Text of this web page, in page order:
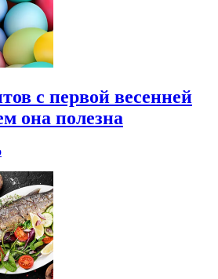
с первой весенней
она полезна